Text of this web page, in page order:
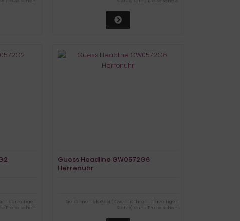
derzeitigen
Preise sehen.
Guess Headline GW0572G6
Herrenuhr
Sie können als Gast (bzw. mit Ihrem derzeitigen
Status) keine Preise sehen.